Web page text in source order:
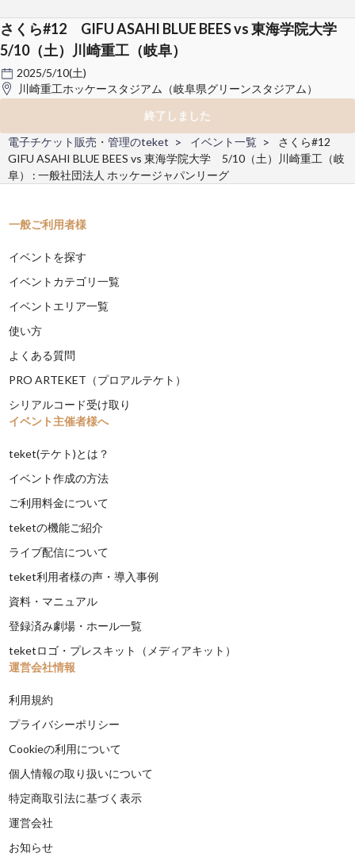
さくら#12 GIFU ASAHI BLUE BEES vs 東海学院大学
5/10（土）川崎重工（岐阜）
2025/5/10(土)
川崎重工ホッケースタジアム（岐阜県グリーンスタジアム）
終了しました
電子チケット販売・管理のteket
イベント一覧
さくら#12
GIFU ASAHI BLUE BEES vs 東海学院大学 5/10（土）川崎重工（岐
阜） : 一般社団法人 ホッケージャパンリーグ
一般ご利用者様
イベントを探す
イベントカテゴリ一覧
イベントエリア一覧
使い方
よくある質問
PRO ARTEKET（プロアルテケト）
シリアルコード受け取り
イベント主催者様へ
teket(テケト)とは？
イベント作成の方法
ご利用料金について
teketの機能ご紹介
ライブ配信について
teket利用者様の声・導入事例
資料・マニュアル
登録済み劇場・ホール一覧
teketロゴ・プレスキット（メディアキット）
運営会社情報
利用規約
プライバシーポリシー
Cookieの利用について
個人情報の取り扱いについて
特定商取引法に基づく表示
運営会社
お知らせ